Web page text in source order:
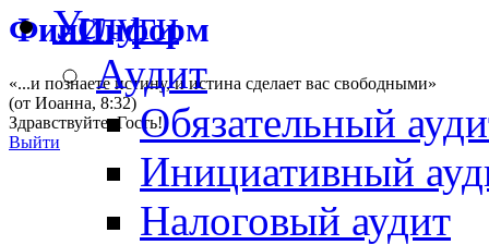
ФинИнформ
«...и познаете истину, и истина сделает вас свободными»
(от Иоанна, 8:32)
Здравствуйте,Гость!
Выйти
Услуги
Аудит
Обязательный
Инициативный
Налоговый аудит